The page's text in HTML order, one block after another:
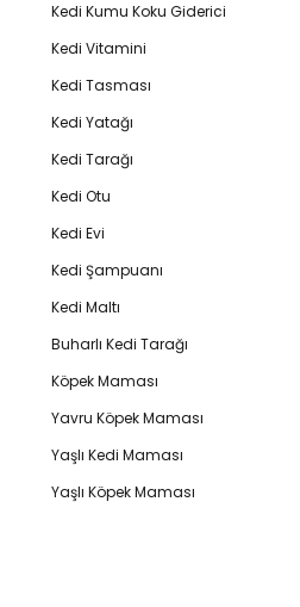
Kedi Kumu Koku Giderici
Kedi Vitamini
Kedi Tasması
Kedi Yatağı
Kedi Tarağı
Kedi Otu
Kedi Evi
Kedi Şampuanı
Kedi Maltı
Buharlı Kedi Tarağı
Köpek Maması
Yavru Köpek Maması
Yaşlı Kedi Maması
Yaşlı Köpek Maması